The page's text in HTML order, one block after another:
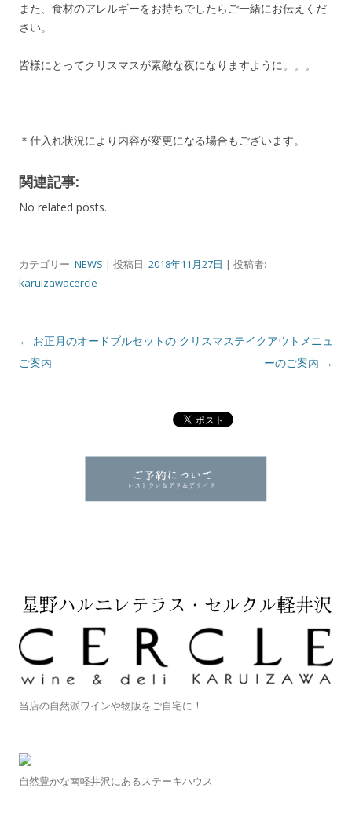
また、食材のアレルギーをお持ちでしたらご一緒にお伝えくだ
さい。
皆様にとってクリスマスが素敵な夜になりますように。。。
＊仕入れ状況により内容が変更になる場合もございます。
関連記事:
No related posts.
カテゴリー: NEWS | 投稿日: 2018年11月27日 | 投稿者:
karuizawacercle
投
稿
← お正月のオードブルセットの
ご案内
クリスマステイクアウトメニュ
ーのご案内 →
当店の自然派ワインや物販をご自宅に！
自然豊かな南軽井沢にあるステーキハウス